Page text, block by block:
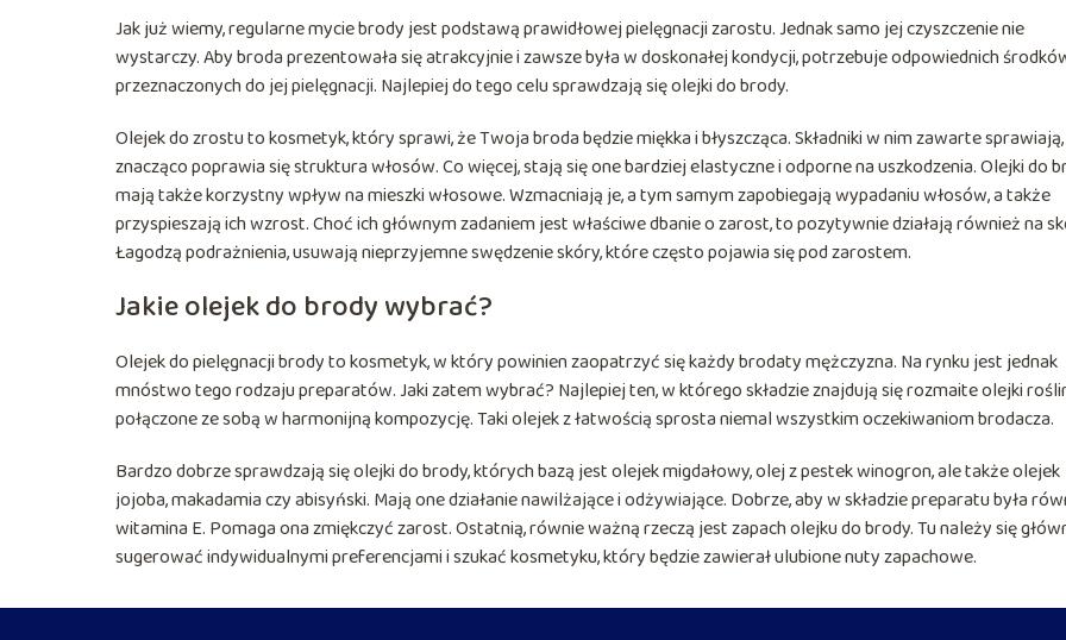
Jak już wiemy, regularne mycie brody jest podstawą prawidłowej pielęgnacji zarostu. Jednak samo jej czyszczenie nie
wystarczy. Aby broda prezentowała się atrakcyjnie i zawsze była w doskonałej kondycji, potrzebuje odpowiednich
przeznaczonych do jej pielęgnacji. Najlepiej do tego celu sprawdzają się olejki do brody.
Olejek do zrostu to kosmetyk, który sprawi, że Twoja broda będzie miękka i błyszcząca. Składniki w nim zawarte
znacząco poprawia się struktura włosów. Co więcej, stają się one bardziej elastyczne i odporne na uszkodzenia. Olejki do
mają także korzystny wpływ na mieszki włosowe. Wzmacniają je, a tym samym zapobiegają wypadaniu włosów, a także
przyspieszają ich wzrost. Choć ich głównym zadaniem jest właściwe dbanie o zarost, to pozytywnie działają również na
Łagodzą podrażnienia, usuwają nieprzyjemne swędzenie skóry, które często pojawia się pod zarostem.
Jakie olejek do brody wybrać?
Olejek do pielęgnacji brody to kosmetyk, w który powinien zaopatrzyć się każdy brodaty mężczyzna. Na rynku jest jednak
mnóstwo tego rodzaju preparatów. Jaki zatem wybrać? Najlepiej ten, w którego składzie znajdują się rozmaite olejki
połączone ze sobą w harmonijną kompozycję. Taki olejek z łatwością sprosta niemal wszystkim oczekiwaniom brodacza.
Bardzo dobrze sprawdzają się olejki do brody, których bazą jest olejek migdałowy, olej z pestek winogron, ale także olejek
jojoba, makadamia czy abisyński. Mają one działanie nawilżające i odżywiające. Dobrze, aby w składzie preparatu była
witamina E. Pomaga ona zmiękczyć zarost. Ostatnią, równie ważną rzeczą jest zapach olejku do brody. Tu należy się
sugerować indywidualnymi preferencjami i szukać kosmetyku, który będzie zawierał ulubione nuty zapachowe.